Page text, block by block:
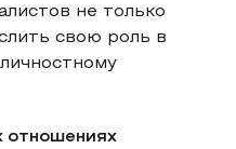
не только
свою роль в
отношениях